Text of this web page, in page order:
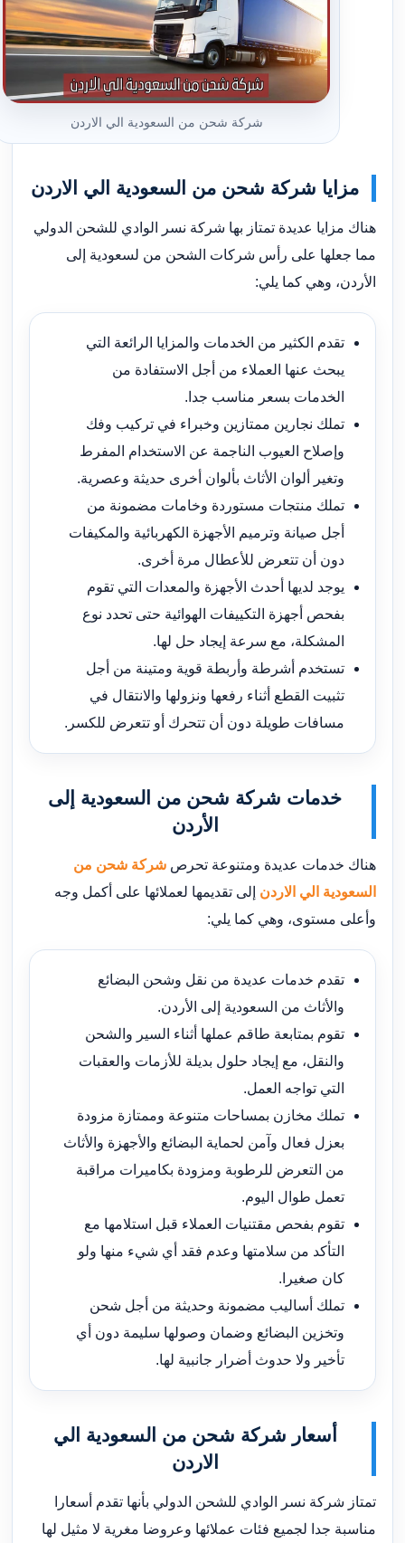
شركة شحن من السعودية الي الاردن
مزايا شركة شحن من السعودية الي الاردن
هناك مزايا عديدة تمتاز بها شركة نسر الوادي للشحن الدولي
مما جعلها على رأس شركات الشحن من لسعودية إلى
الأردن، وهي كما يلي:
تقدم الكثير من الخدمات والمزايا الرائعة التي
يبحث عنها العملاء من أجل الاستفادة من
الخدمات بسعر مناسب جدا.
تملك نجارين ممتازين وخبراء في تركيب وفك
وإصلاح العيوب الناجمة عن الاستخدام المفرط
وتغير ألوان الأثاث بألوان أخرى حديثة وعصرية.
تملك منتجات مستوردة وخامات مضمونة من
أجل صيانة وترميم الأجهزة الكهربائية والمكيفات
دون أن تتعرض للأعطال مرة أخرى.
يوجد لديها أحدث الأجهزة والمعدات التي تقوم
بفحص أجهزة التكييفات الهوائية حتى تحدد نوع
المشكلة، مع سرعة إيجاد حل لها.
تستخدم أشرطة وأربطة قوية ومتينة من أجل
تثبيت القطع أثناء رفعها ونزولها والانتقال في
مسافات طويلة دون أن تتحرك أو تتعرض للكسر.
خدمات شركة شحن من السعودية إلى
الأردن
هناك خدمات عديدة ومتنوعة تحرصشركة شحن من
السعودية الي الاردنإلى تقديمها لعملائها على أكمل وجه
وأعلى مستوى، وهي كما يلي:
تقدم خدمات عديدة من نقل وشحن البضائع
والأثاث من السعودية إلى الأردن.
تقوم بمتابعة طاقم عملها أثناء السير والشحن
والنقل، مع إيجاد حلول بديلة للأزمات والعقبات
التي تواجه العمل.
تملك مخازن بمساحات متنوعة وممتازة مزودة
بعزل فعال وآمن لحماية البضائع والأجهزة والأثاث
من التعرض للرطوبة ومزودة بكاميرات مراقبة
تعمل طوال اليوم.
تقوم بفحص مقتنيات العملاء قبل استلامها مع
التأكد من سلامتها وعدم فقد أي شيء منها ولو
كان صغيرا.
تملك أساليب مضمونة وحديثة من أجل شحن
وتخزين البضائع وضمان وصولها سليمة دون أي
تأخير ولا حدوث أضرار جانبية لها.
أسعار شركة شحن من السعودية الي
الاردن
تمتاز شركة نسر الوادي للشحن الدولي بأنها تقدم أسعارا
مناسبة جدا لجميع فئات عملائها وعروضا مغرية لا مثيل لها